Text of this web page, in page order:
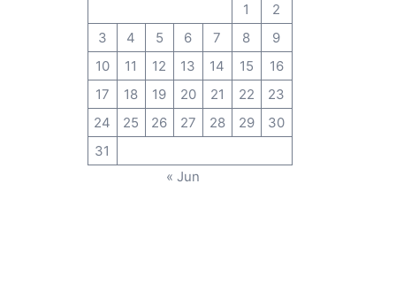
1
2
3
4 5 6 7 8
9
10
11 12 13 14 15
16
17
18 19 20 21 22
23
24
25 26 27 28 29
30
31
« Jun